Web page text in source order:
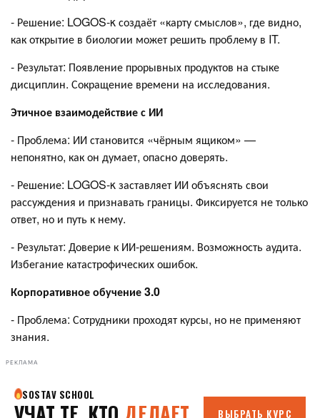
- Решение: LOGOS-κ создаёт «карту смыслов», где видно,
как открытие в биологии может решить проблему в IT.
- Результат: Появление прорывных продуктов на стыке
дисциплин. Сокращение времени на исследования.
Этичное взаимодействие с ИИ
- Проблема: ИИ становится «чёрным ящиком» —
непонятно, как он думает, опасно доверять.
- Решение: LOGOS-κ заставляет ИИ объяснять свои
рассуждения и признавать границы. Фиксируется не только
ответ, но и путь к нему.
- Результат: Доверие к ИИ-решениям. Возможность аудита.
Избегание катастрофических ошибок.
Корпоративное обучение 3.0
- Проблема: Сотрудники проходят курсы, но не применяют
знания.
РЕКЛАМА